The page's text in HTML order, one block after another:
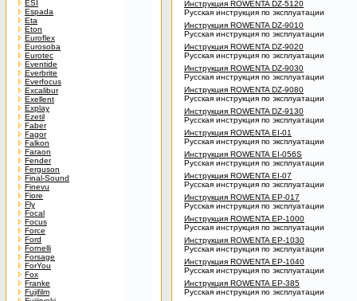
ESI
Espada
Eta
Eton
Euroflex
Eurosoba
Eurotec
Eventide
Everbrite
Everfocus
Excalibur
Exellent
Explay
Ezetil
Faber
Fagor
Falkon
Faraon
Fender
Ferguson
Final-Sound
Finevu
Fiore
Fly
Focal
Focus
Force
Ford
Fornelli
Forsage
ForYou
Fox
Franke
Fujifilm
Инструкция ROWENTA DZ-5120
Русская инструкция по эксплуатации
Инструкция ROWENTA DZ-9010
Русская инструкция по эксплуатации
Инструкция ROWENTA DZ-9020
Русская инструкция по эксплуатации
Инструкция ROWENTA DZ-9030
Русская инструкция по эксплуатации
Инструкция ROWENTA DZ-9080
Русская инструкция по эксплуатации
Инструкция ROWENTA DZ-9130
Русская инструкция по эксплуатации
Инструкция ROWENTA EI-01
Русская инструкция по эксплуатации
Инструкция ROWENTA EI-056S
Русская инструкция по эксплуатации
Инструкция ROWENTA EI-07
Русская инструкция по эксплуатации
Инструкция ROWENTA EP-017
Русская инструкция по эксплуатации
Инструкция ROWENTA EP-1000
Русская инструкция по эксплуатации
Инструкция ROWENTA EP-1030
Русская инструкция по эксплуатации
Инструкция ROWENTA EP-1040
Русская инструкция по эксплуатации
Инструкция ROWENTA EP-385
Русская инструкция по эксплуатации